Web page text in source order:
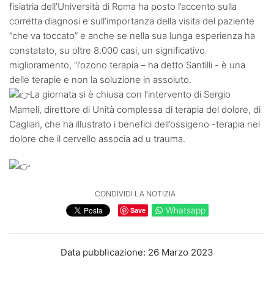
fisiatria dell’Università di Roma ha posto l’accento sulla
corretta diagnosi e sull’importanza della visita del paziente
“che va toccato” e anche se nella sua lunga esperienza ha
constatato, su oltre 8.000 casi, un significativo
miglioramento, “l’ozono terapia – ha detto Santilli - è una
delle terapie e non la soluzione in assoluto.
La giornata si è chiusa con l’intervento di Sergio
Mameli, direttore di Unità complessa di terapia del dolore, di
Cagliari, che ha illustrato i benefici dell’ossigeno -terapia nel
dolore che il cervello associa ad u trauma.
CONDIVIDI LA NOTIZIA
Save
Whatsapp
Data pubblicazione: 26 Marzo 2023